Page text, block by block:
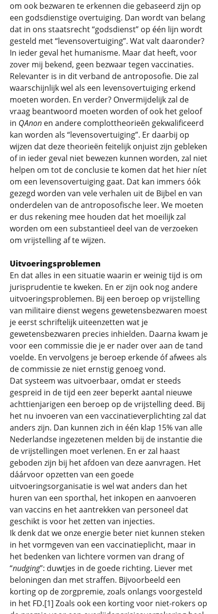
om ook bezwaren te erkennen die gebaseerd zijn op
een godsdienstige overtuiging. Dan wordt van belang
dat in ons staatsrecht “godsdienst” op één lijn wordt
gesteld met “levensovertuiging”. Wat valt daaronder?
In ieder geval het humanisme. Maar dat heeft, voor
zover mij bekend, geen bezwaar tegen vaccinaties.
Relevanter is in dit verband de antroposofie. Die zal
waarschijnlijk wel als een levensovertuiging erkend
moeten worden. En verder? Onvermijdelijk zal de
vraag beantwoord moeten worden of ook het geloof
in QAnon en andere complottheorieën gekwalificeerd
kan worden als “levensovertuiging”. Er daarbij op
wijzen dat deze theorieën feitelijk onjuist zijn gebleken
of in ieder geval niet bewezen kunnen worden, zal niet
helpen om tot de conclusie te komen dat het hier níet
om een levensovertuiging gaat. Dat kan immers óók
gezegd worden van vele verhalen uit de Bijbel en van
onderdelen van de antroposofische leer. We moeten
er dus rekening mee houden dat het moeilijk zal
worden om een substantieel deel van de verzoeken
om vrijstelling af te wijzen.
Uitvoeringsproblemen
En dat alles in een situatie waarin er weinig tijd is om
jurisprudentie te kweken. En er zijn ook nog andere
uitvoeringsproblemen. Bij een beroep op vrijstelling
van militaire dienst wegens gewetensbezwaren moest
je eerst schriftelijk uiteenzetten wat je
gewetensbezwaren precies inhielden. Daarna kwam je
voor een commissie die je er nader over aan de tand
voelde. En vervolgens je beroep erkende óf afwees als
de commissie ze niet ernstig genoeg vond.
Dat systeem was uitvoerbaar, omdat er steeds
gespreid in de tijd een zeer beperkt aantal nieuwe
achttienjarigen een beroep op de vrijstelling deed. Bij
het nu invoeren van een vaccinatieverplichting zal dat
anders zijn. Dan kunnen zich in één klap 15% van alle
Nederlandse ingezetenen melden bij de instantie die
de vrijstellingen moet verlenen. En er zal haast
geboden zijn bij het afdoen van deze aanvragen. Het
dáárvoor opzetten van een goede
uitvoeringsorganisatie is wel wat anders dan het
huren van een sporthal, het inkopen en aanvoeren
van vaccins en het aantrekken van personeel dat
geschikt is voor het zetten van injecties.
Ik denk dat we onze energie beter niet kunnen steken
in het vormgeven van een vaccinatieplicht, maar in
het bedenken van lichtere vormen van drang of
“nudging”: duwtjes in de goede richting. Liever met
beloningen dan met straffen. Bijvoorbeeld een
korting op de zorgpremie, zoals onlangs voorgesteld
in het FD.[1] Zoals ook een korting voor niet-rokers op